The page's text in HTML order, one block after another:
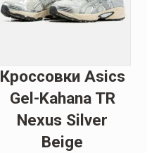
Кроссовки Asics
Gel-Kahana TR
Nexus Silver
Beige